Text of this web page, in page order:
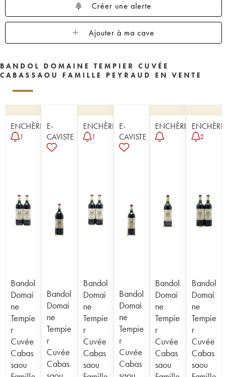
Créer une alerte
Ajouter à ma cave
BANDOL DOMAINE TEMPIER CUVÉE
CABASSAOU FAMILLE PEYRAUD EN VENTE
ENCHÈRE
1
Bandol
Domai
ne
Tempie
r
Cuvée
Cabas
saou
E-
CAVISTE
Bandol
Domai
ne
Tempie
r
Cuvée
Cabas
ENCHÈRE
1
Bandol
Domai
ne
Tempie
r
Cuvée
Cabas
saou
E-
CAVISTE
Bandol
Domai
ne
Tempie
r
Cuvée
Cabas
ENCHÈRE
Bandol
Domai
ne
Tempie
r
Cuvée
Cabas
saou
ENCHÈRE
2
Bandol
Domai
ne
Tempie
r
Cuvée
Cabas
saou